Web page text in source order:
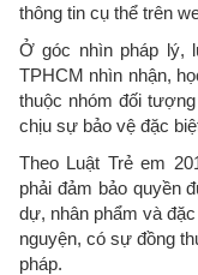
thông tin cụ thể trên
Ở góc nhìn pháp lý,
TPHCM nhìn nhận,
thuộc nhóm đối
chịu sự bảo vệ đặc
Theo Luật Trẻ em
phải đảm bảo quyền
dự, nhân phẩm và
nguyện, có sự đồng
pháp.